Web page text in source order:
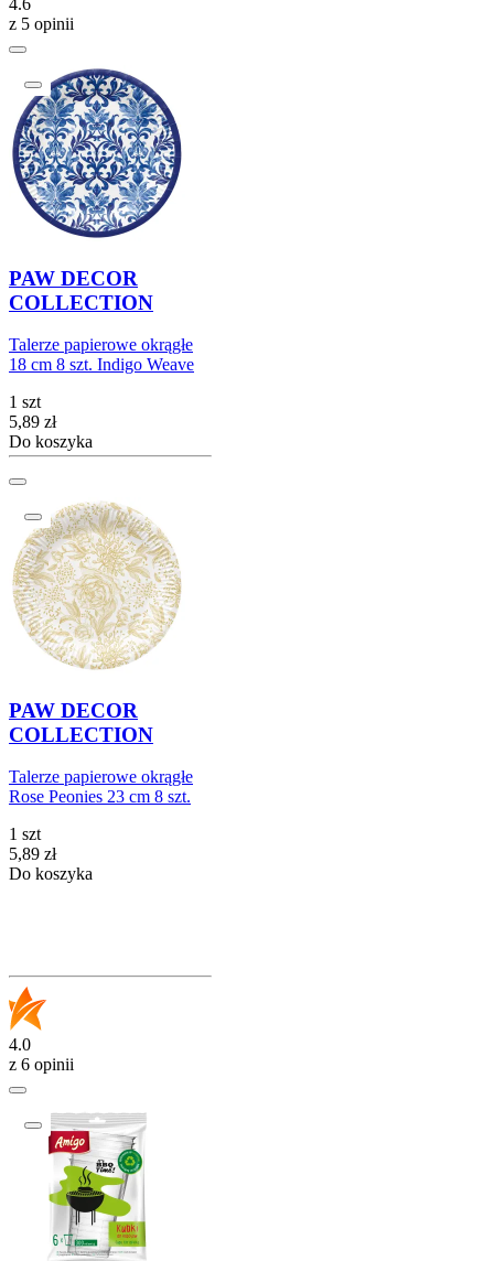
z 5 opinii
PAW DECOR
COLLECTION
Talerze papierowe okrągłe
18 cm 8 szt. Indigo Weave
1 szt
Cena
5,89 zł
Do koszyka
PAW DECOR
COLLECTION
Talerze papierowe okrągłe
Rose Peonies 23 cm 8 szt.
1 szt
Cena
5,89 zł
Do koszyka
4.0
z 6 opinii